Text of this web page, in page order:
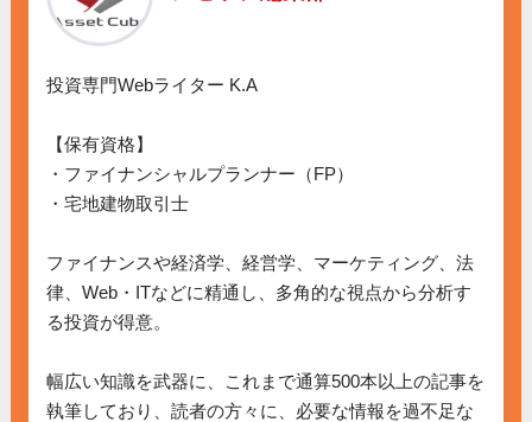
投資専門Webライター K.A
【保有資格】
・ファイナンシャルプランナー（FP）
・宅地建物取引士
ファイナンスや経済学、経営学、マーケティング、法
律、Web・ITなどに精通し、多角的な視点から分析す
る投資が得意。
幅広い知識を武器に、これまで通算500本以上の記事を
執筆しており、読者の方々に、必要な情報を過不足な